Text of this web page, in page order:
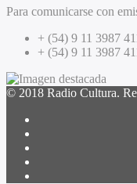
Para comunicarse con
+ (54) 9 11 3987
+ (54) 9 11 3987
© 2018 Radio Cultura.